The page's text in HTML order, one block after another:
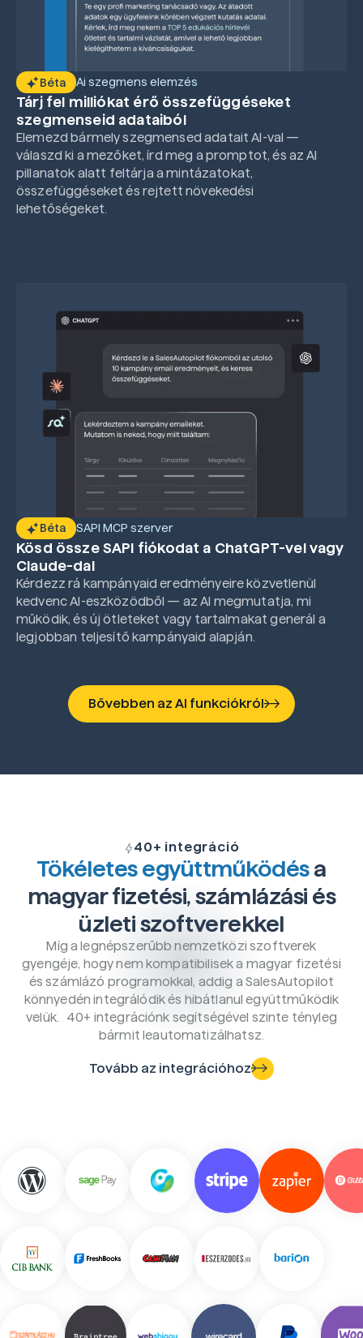
Béta Ai szegmens elemzés
Tárj fel milliókat érő összefüggéseket
szegmenseid adataiból
Elemezd bármely szegmensed adatait AI-val —
válaszd ki a mezőket, írd meg a promptot, és az AI
pillanatok alatt feltárja a mintázatokat,
összefüggéseket és rejtett növekedési
lehetőségeket.
Béta SAPI MCP szerver
Kösd össze SAPI fiókodat a ChatGPT-vel vagy
Claude-dal
Kérdezz rá kampányaid eredményeire közvetlenül
kedvenc AI-eszközödből — az AI megmutatja, mi
működik, és új ötleteket vagy tartalmakat generál a
legjobban teljesítő kampányaid alapján.
Bővebben az AI funkciókról
40+ integráció
Tökéletes együttműködésa
magyar fizetési, számlázási és
üzleti szoftverekkel
Míg a legnépszerűbb nemzetközi szoftverek
gyengéje, hogy nem kompatibilisek a magyar fizetési
és számlázó programokkal, addig a SalesAutopilot
könnyedén integrálódik és hibátlanul együttműködik
velük. 40+ integrációnk segítségével szinte tényleg
bármit leautomatizálhatsz.
Tovább az integrációhoz